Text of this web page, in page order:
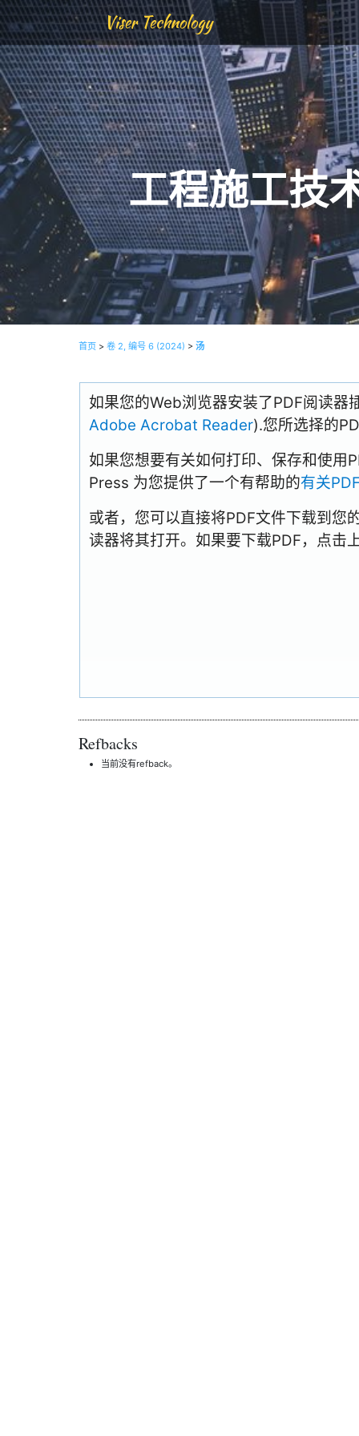
Viser Technology
工程施工技
首页 > 卷 2, 编号 6 (2024) > 汤
如果您的Web浏览器安装了PDF阅读器
Adobe Acrobat Reader).您所选择的
如果您想要有关如何打印、保存和使用
Press 为您提供了一个有帮助的有关
或者，您可以直接将PDF文件下载到您
读器将其打开。如果要下载PDF，点击
Refbacks
当前没有refback。